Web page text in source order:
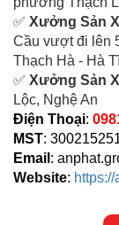
✅ Xưởng Sản
Cầu vượt đi lên
Thạch Hà - Hà
✅ Xưởng Sản
Lộc, Nghệ An
Điện Thoại:
MST:
Email :
Website: